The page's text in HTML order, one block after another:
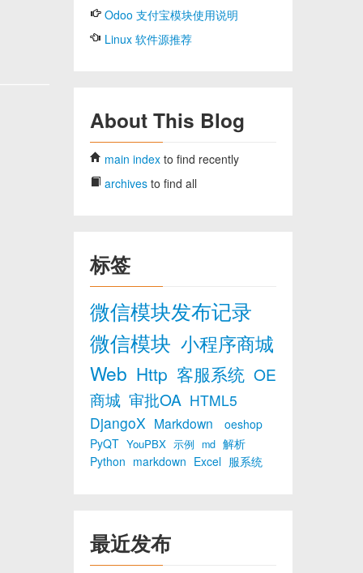
Odoo 支付宝模块使用说明
Linux 软件源推荐
About This Blog
main index to find recently
archives to find all
标签
微信模块发布记录
微信模块 小程序商城
Web Http 客服系统 OE
商城 审批OA HTML5
DjangoX Markdown
oeshop
PyQT YouPBX 示例 md 解析
Python markdown Excel 服系统
最近发布